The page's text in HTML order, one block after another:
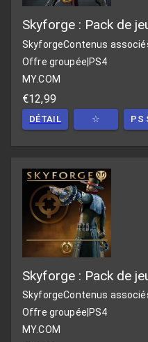
Skyforge : Pack de
SkyforgeContenus
Offre groupée PS4
MY.COM
€12,99
DÉTAIL ☆ PS
Skyforge : Pack de
SkyforgeContenus
Offre groupée PS4
MY.COM